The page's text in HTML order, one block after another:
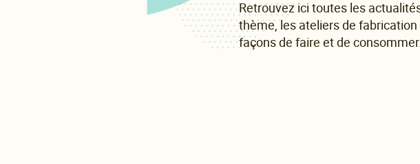
Retrouvez ici toutes les
thème, les ateliers de
façons de faire et de consommer...